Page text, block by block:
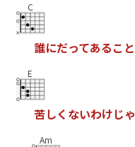
C
誰にだってあるこ と
E
苦しく ないわけじゃ
Am